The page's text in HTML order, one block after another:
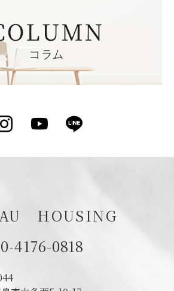
Instagram
YouTube
HOUSING
4176-0818